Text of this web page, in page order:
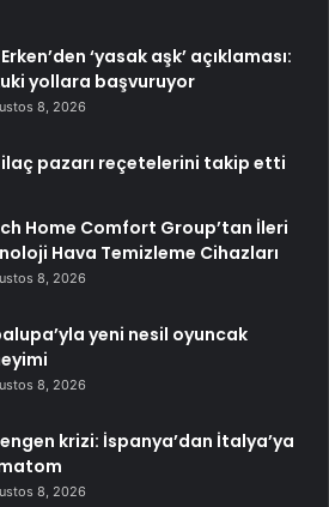
‘yasak aşk’ açıklaması:
yollara başvuruyor
8, 2026
ilaç pazarı reçetelerini takip etti
Home Comfort Group’tan İleri
Hava Temizleme Cihazları
8, 2026
yeni nesil oyuncak
8, 2026
krizi: İspanya’dan İtalya’ya
8, 2026